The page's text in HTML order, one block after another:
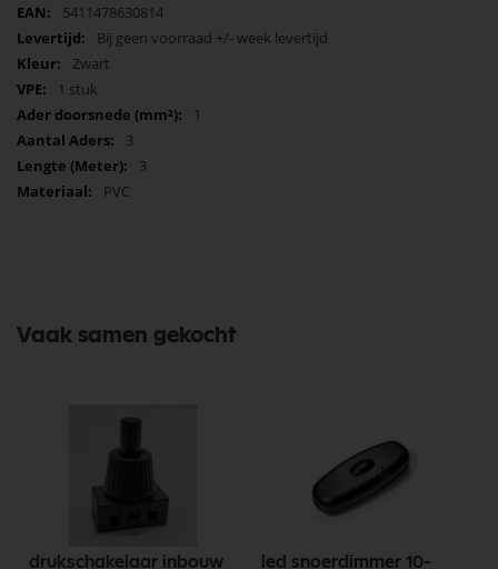
Ervaar het gemak en de veiligheid van ons aansluitnoer en bestel
vandaag nog!
Meer
informatie
5411478630814
Bij geen voorraad +/- week levertijd
Zwart
1 stuk
1
3
3
PVC
Vaak samen gekocht
drukschakelaar inbouw led snoerdimmer 10-